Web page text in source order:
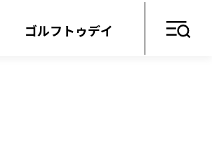
ゴルフトゥデイ